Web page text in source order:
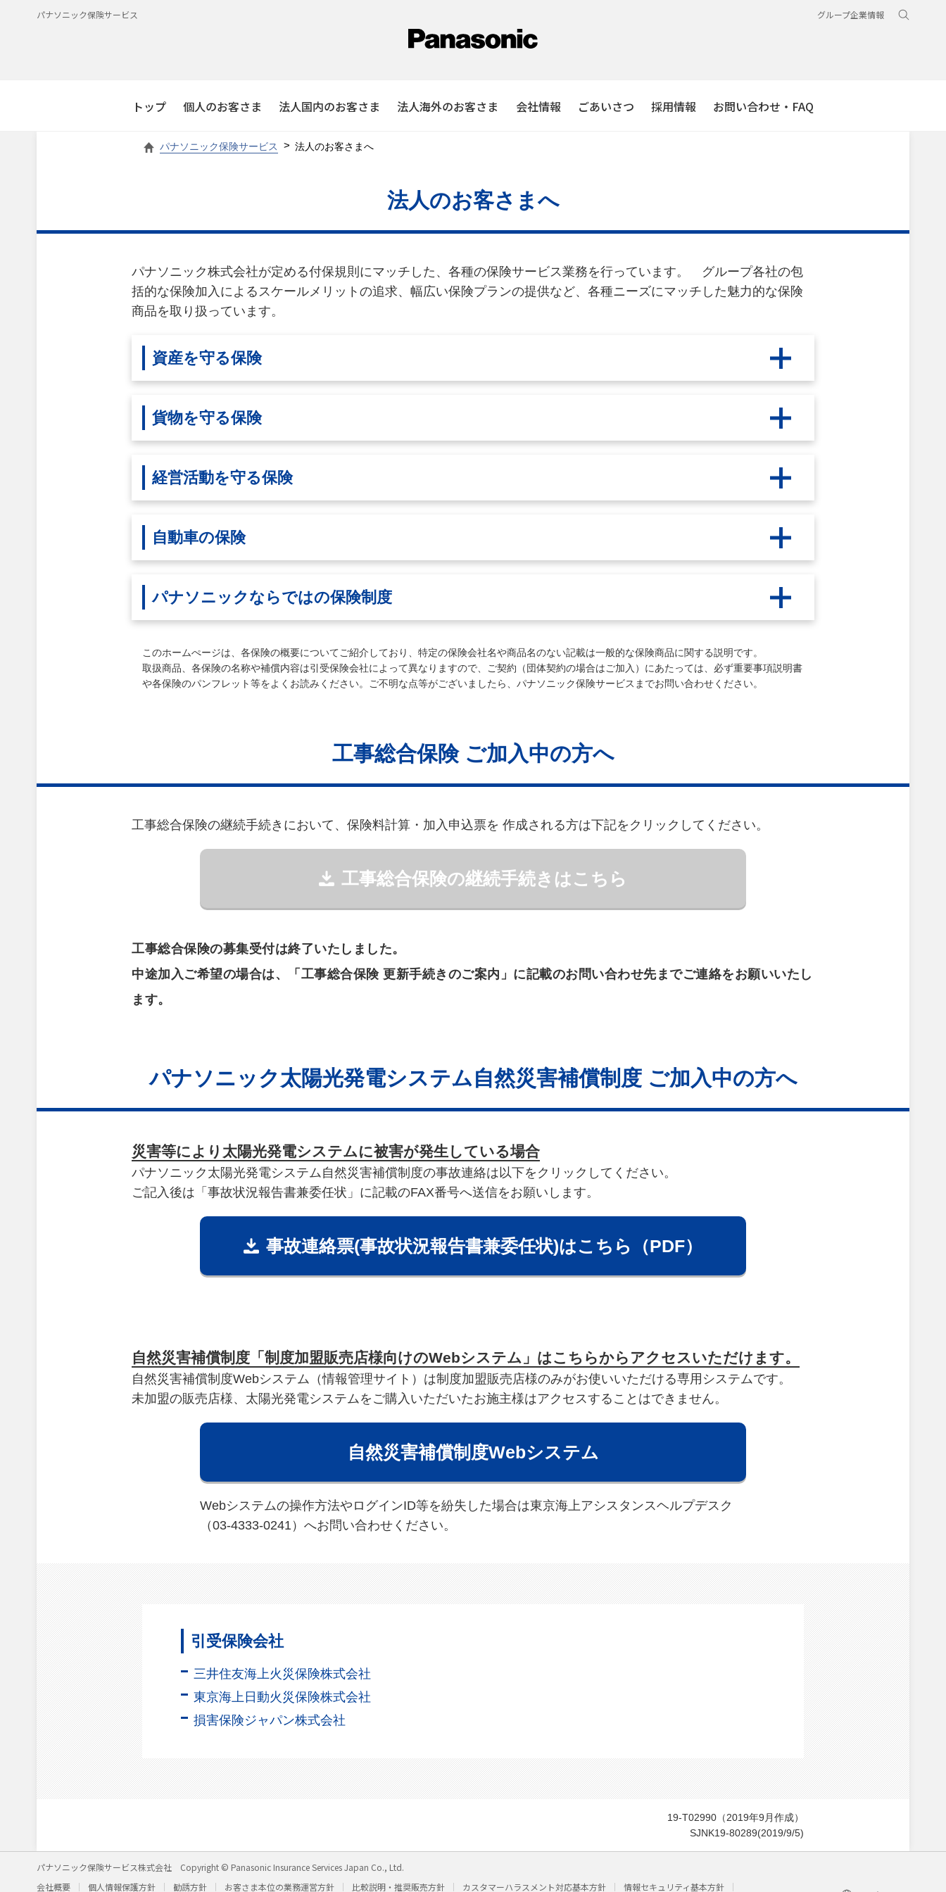
パナソニック保険サービス グループ企業情報
トップ 個人のお客さま 法人国内のお客さま 法人海外のお客さま 会社情報 ごあいさつ 採用情報 お問い合わせ・FAQ
パナソニック保険サービス 法人のお客さまへ
法人のお客さまへ
パナソニック株式会社が定める付保規則にマッチした、各種の保険サービス業務を行っています。 グループ各社の包
括的な保険加入によるスケールメリットの追求、幅広い保険プランの提供など、各種ニーズにマッチした魅力的な保険
商品を取り扱っています。
資産を守る保険
貨物を守る保険
経営活動を守る保険
自動車の保険
パナソニックならではの保険制度
このホームぺージは、各保険の概要についてご紹介しており、特定の保険会社名や商品名のない記載は一般的な保険商品に関する説明です。
取扱商品、各保険の名称や補償内容は引受保険会社によって異なりますので、ご契約（団体契約の場合はご加入）にあたっては、必ず重要事項説明書
や各保険のパンフレット等をよくお読みください。ご不明な点等がございましたら、パナソニック保険サービスまでお問い合わせください。
工事総合保険 ご加入中の方へ
工事総合保険の継続手続きにおいて、保険料計算・加入申込票を 作成される方は下記をクリックしてください。
工事総合保険の継続手続きはこちら
工事総合保険の募集受付は終了いたしました。
中途加入ご希望の場合は、「工事総合保険 更新手続きのご案内」に記載のお問い合わせ先までご連絡をお願いいたし
ます。
パナソニック太陽光発電システム自然災害補償制度 ご加入中の方へ
災害等により太陽光発電システムに被害が発生している場合
パナソニック太陽光発電システム自然災害補償制度の事故連絡は以下をクリックしてください。
ご記入後は「事故状況報告書兼委任状」に記載のFAX番号へ送信をお願いします。
事故連絡票(事故状況報告書兼委任状)はこちら（PDF）
自然災害補償制度「制度加盟販売店様向けのWebシステム」はこちらからアクセスいただけます。
自然災害補償制度Webシステム（情報管理サイト）は制度加盟販売店様のみがお使いいただける専用システムです。
未加盟の販売店様、太陽光発電システムをご購入いただいたお施主様はアクセスすることはできません。
自然災害補償制度Webシステム
Webシステムの操作方法やログインID等を紛失した場合は東京海上アシスタンスヘルプデスク
（03-4333-0241）へお問い合わせください。
引受保険会社
三井住友海上火災保険株式会社
東京海上日動火災保険株式会社
損害保険ジャパン株式会社
19-T02990（2019年9月作成）
SJNK19-80289(2019/9/5)
パナソニック保険サービス株式会社
Copyright © Panasonic Insurance Services Japan Co., Ltd.
会社概要
個人情報保護方針 勧誘方針 お客さま本位の業務運営方針 比較説明・推奨販売方針 カスタマーハラスメント対応基本方針 情報セキュリティ基本方針